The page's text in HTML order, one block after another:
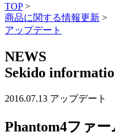
TOP>
商品に関する情報更新 >
アップデート
NEWS
Sekido
2016.07.13 アップデート
Phantom4ファ